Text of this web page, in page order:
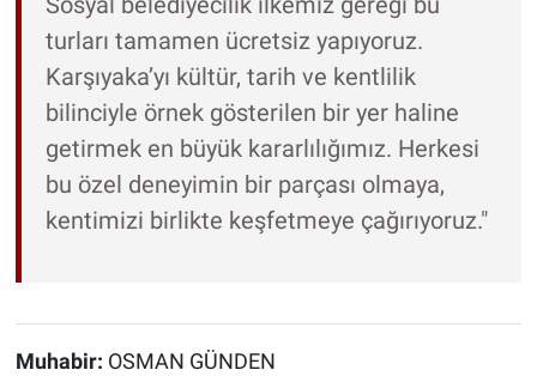
turları tamamen ücretsiz yapıyoruz.
Karşıyaka’yı kültür, tarih ve kentlilik
bilinciyle örnek gösterilen bir yer haline
getirmek en büyük kararlılığımız. Herkesi
bu özel deneyimin bir parçası olmaya,
kentimizi birlikte keşfetmeye çağırıyoruz."
Muhabir: OSMAN GÜNDEN